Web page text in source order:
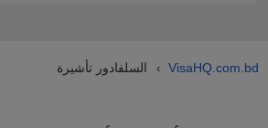
VisaHQ.com.bd
› السلفادور تأشيرة